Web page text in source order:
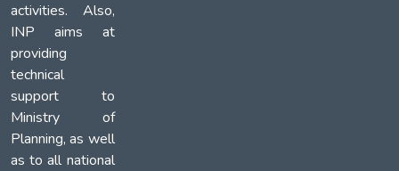
activities. Also,
INP aims at
providing
technical
support to
Ministry of
Planning, as well
as to all national